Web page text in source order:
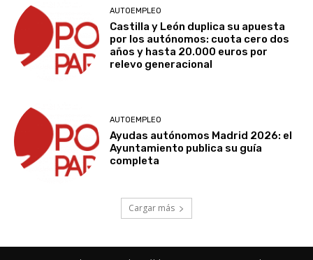
AUTOEMPLEO
Castilla y León duplica su apuesta
por los autónomos: cuota cero dos
años y hasta 20.000 euros por
relevo generacional
AUTOEMPLEO
Ayudas autónomos Madrid 2026: el
Ayuntamiento publica su guía
completa
Cargar más